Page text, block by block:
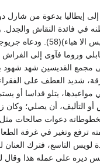
إلى العودة إلى إيطاليا
في فائدة النقاش والجدل.
مجمع القديسين شهد شهود
يتلو قداسا أو
ترفع وتغير في غرفة
لويس التاسع، فترك
ديره على عمله هذا